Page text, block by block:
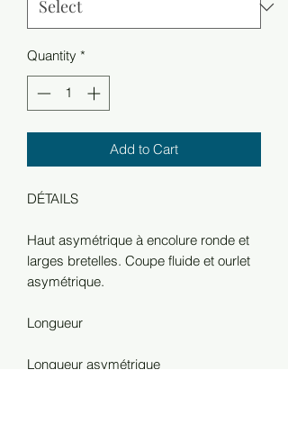
Quantity *
Add to Cart
DÉTAILS
Haut asymétrique à encolure ronde et
larges bretelles. Coupe fluide et ourlet
asymétrique.
Longueur
Longueur asymétrique